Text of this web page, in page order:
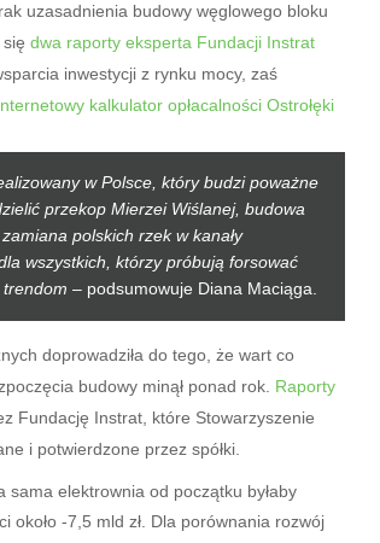
uzasadnienia budowy węglowego bloku
dwa raporty eksperta Fundacji Instrat
inwestycji z rynku mocy, zaś
kalkulator opłacalności Ostrołęki
w Polsce, który budzi poważne
przekop Mierzei Wiślanej, budowa
polskich rzek w kanały
wszystkich, którzy próbują forsować
– podsumowuje Diana Maciąga.
doprowadziła do tego, że wart co
budowy minął ponad rok. Raporty
Fundację Instrat, które Stowarzyszenie
i potwierdzone przez spółki.
sama elektrownia od początku byłaby
około -7,5 mld zł. Dla porównania rozwój